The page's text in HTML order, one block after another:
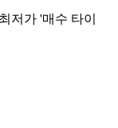
저가 '매수 타이